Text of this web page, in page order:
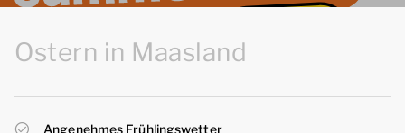
Ostern in Maasland
Angenehmes Frühlingswetter